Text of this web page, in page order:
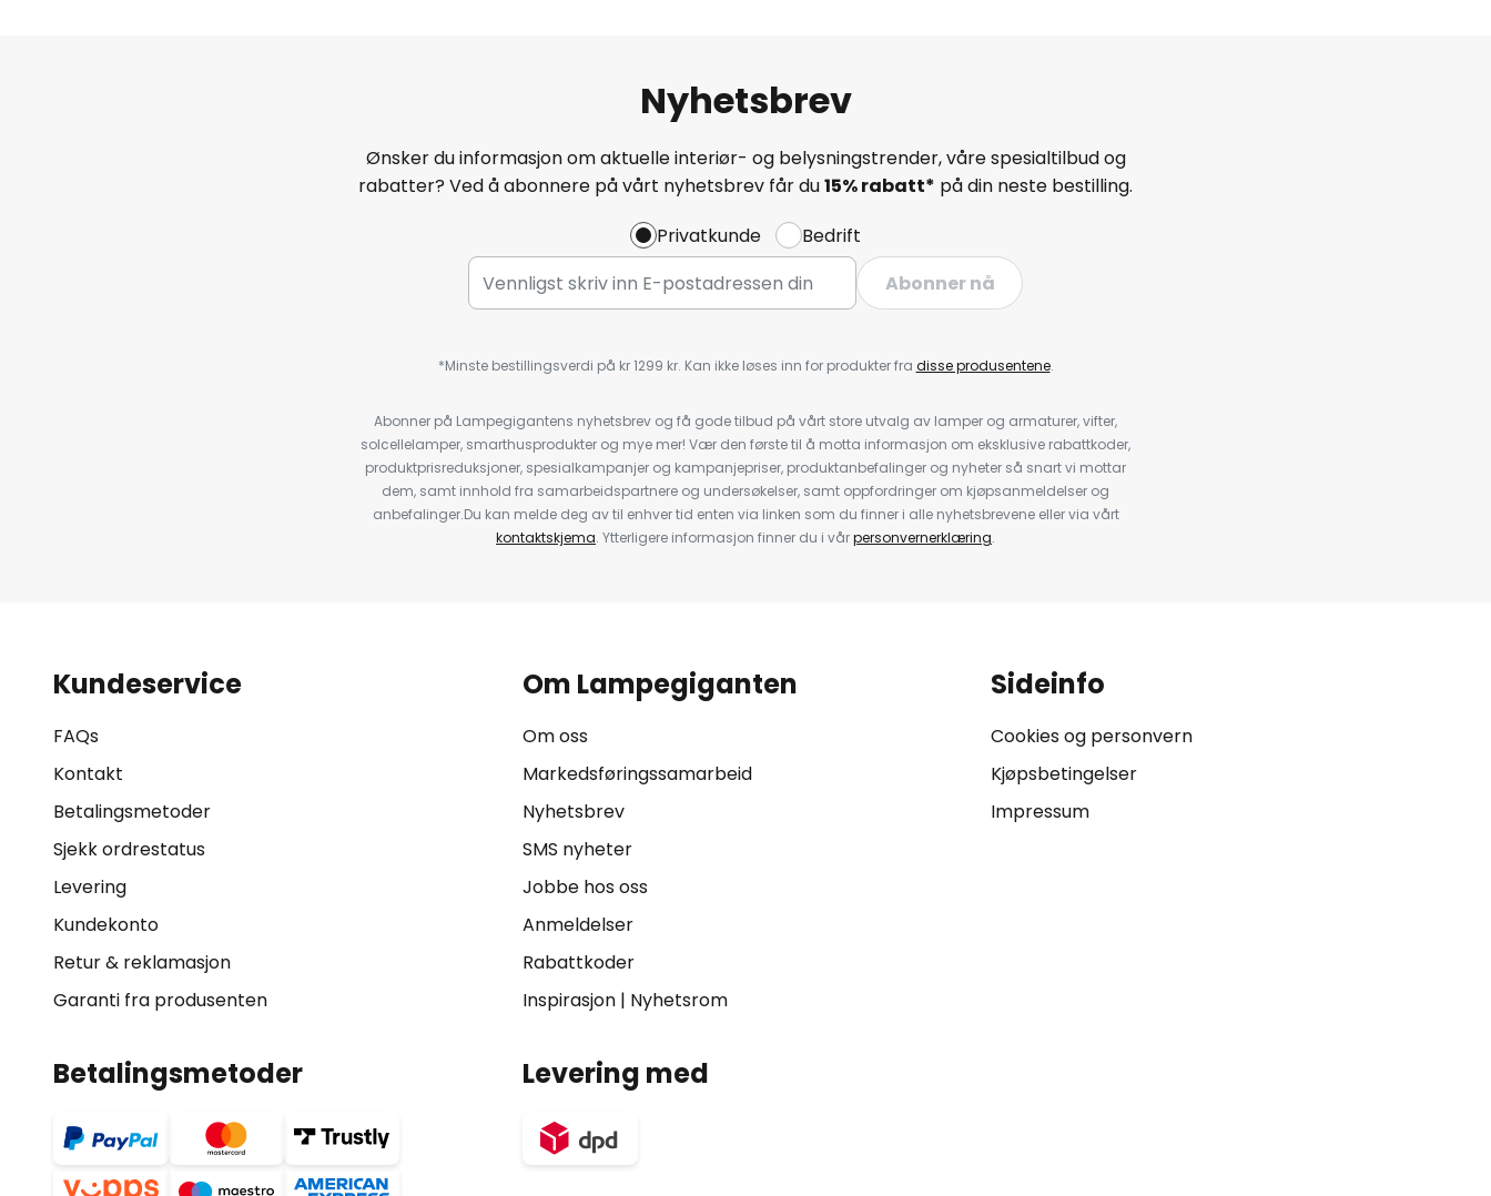
Nyhetsbrev
Ønsker du informasjon om aktuelle interiør- og belysningstrender, våre spesialtilbud og
rabatter? Ved å abonnere på vårt nyhetsbrev får du15% rabatt* på din neste bestilling.
Privatkunde
Bedrift
Abonner nå
*Minste bestillingsverdi på kr 1299 kr. Kan ikke løses inn for produkter fra disse produsentene.
Abonner på Lampegigantens nyhetsbrev og få gode tilbud på vårt store utvalg av lamper og armaturer, vifter,
solcellelamper, smarthusprodukter og mye mer! Vær den første til å motta informasjon om eksklusive rabattkoder,
produktprisreduksjoner, spesialkampanjer og kampanjepriser, produktanbefalinger og nyheter så snart vi mottar
dem, samt innhold fra samarbeidspartnere og undersøkelser, samt oppfordringer om kjøpsanmeldelser og
anbefalinger.Du kan melde deg av til enhver tid enten via linken som du finner i alle nyhetsbrevene eller via vårt
kontaktskjema. Ytterligere informasjon finner du i vårpersonvernerklæring.
Kundeservice
FAQs
Kontakt
Betalingsmetoder
Sjekk ordrestatus
Levering
Kundekonto
Retur & reklamasjon
Garanti fra produsenten
Om Lampegiganten
Om oss
Markedsføringssamarbeid
Nyhetsbrev
SMS nyheter
Jobbe hos oss
Anmeldelser
Rabattkoder
Inspirasjon| Nyhetsrom
Sideinfo
Cookies og personvern
Kjøpsbetingelser
Impressum
Betalingsmetoder Levering med